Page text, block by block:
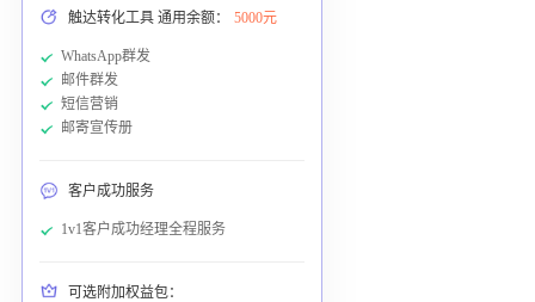
触达转化工具 通用余额： 5000元
WhatsApp群发
邮件群发
短信营销
邮寄宣传册
客户成功服务
1v1客户成功经理全程服务
可选附加权益包：